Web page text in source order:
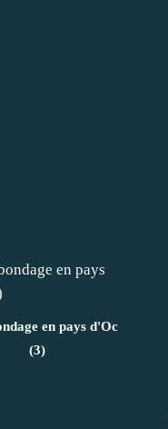
en pays d'Oc
(3)